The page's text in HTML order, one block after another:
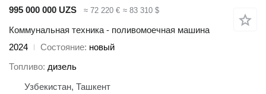
995 000 000 UZS
≈ 72 220 € ≈ 83 310 $
Коммунальная техника - поливомоечная машина
2024
Состояние новый
Топливо дизель
Узбекистан, Ташкент